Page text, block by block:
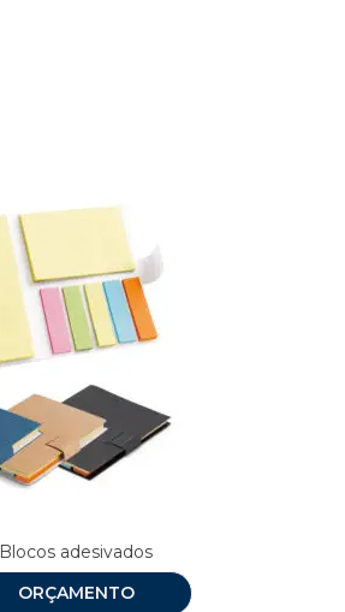
Blocos adesivados
ORÇAMENTO